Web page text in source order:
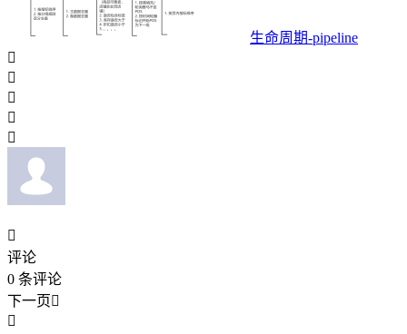
生命周期-pipeline






评论
0 条评论
下一页
